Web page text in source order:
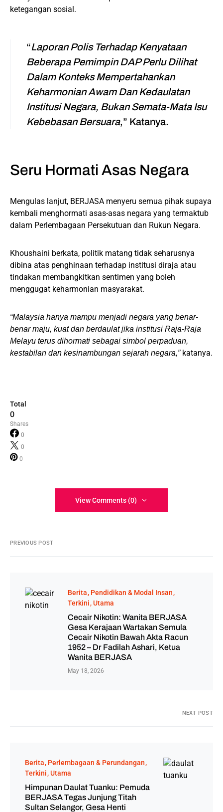
ketegangan sosial.
“Laporan Polis Terhadap Kenyataan
Beberapa Pemimpin DAP Perlu Dilihat
Dalam Konteks Mempertahankan
Keharmonian Awam Dan Kedaulatan
Institusi Negara, Bukan Semata-Mata Isu
Kebebasan Bersuara,” Katanya.
Seru Hormati Asas Negara
Mengulas lanjut, BERJASA menyeru semua pihak supaya
kembali menghormati asas-asas negara yang termaktub
dalam Perlembagaan Persekutuan dan Rukun Negara.
Khoushaini berkata, politik matang tidak seharusnya
dibina atas penghinaan terhadap institusi diraja atau
tindakan membangkitkan sentimen yang boleh
menggugat keharmonian masyarakat.
“Malaysia hanya mampu menjadi negara yang benar-
benar maju, kuat dan berdaulat jika institusi Raja-Raja
Melayu terus dihormati sebagai simbol perpaduan,
kestabilan dan kesinambungan sejarah negara,”katanya.
Total
0
Shares
0
0
0
View Comments (0)
PREVIOUS POST
Berita Pendidikan & Modal Insan
Terkini Utama
Cecair Nikotin: Wanita BERJASA
Gesa Kerajaan Wartakan Semula
Cecair Nikotin Bawah Akta Racun
1952 – Dr Fadilah Ashari, Ketua
Wanita BERJASA
May 18, 2026
NEXT POST
Berita Perlembagaan & Perundangan
Terkini Utama
Himpunan Daulat Tuanku: Pemuda
BERJASA Tegas Junjung Titah
Sultan Selangor, Gesa Henti